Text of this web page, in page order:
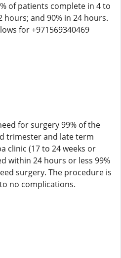
of patients complete in 4 to
hours; and 90% in 24 hours.
for +971569340469
for surgery 99% of the
trimester and late term
clinic (17 to 24 weeks or
within 24 hours or less 99%
surgery. The procedure is
no complications.